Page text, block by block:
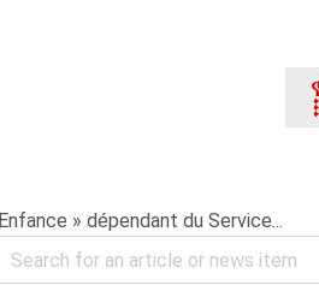
» dépendant du Service...